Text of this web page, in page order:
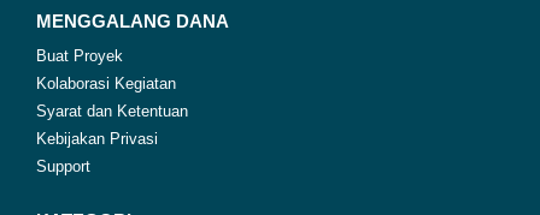
MENGGALANG DANA
Buat Proyek
Kolaborasi Kegiatan
Syarat dan Ketentuan
Kebijakan Privasi
Support